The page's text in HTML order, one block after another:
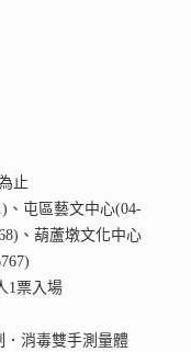
止
、屯區藝文中心(04-
、葫蘆墩文化中心
1票入場
．消毒雙手測量體